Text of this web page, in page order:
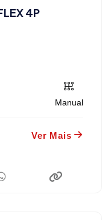
4P
Manual
Ver Mais